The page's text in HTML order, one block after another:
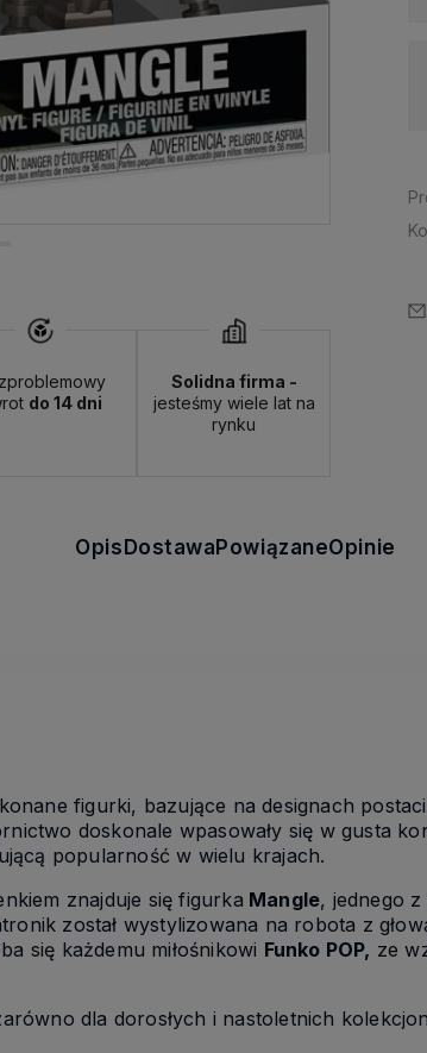
do 14 dni
Solidna firma -
jesteśmy wiele lat na
rynku
OpisDostawaPowiązaneOpinie
figurki, bazujące na designach
doskonale wpasowały się w gusta
popularność w wielu krajach.
znajduje się figurka Mangle, jednego
został wystylizowana na robota z
się każdemu miłośnikowi Funko POP, ze
dla dorosłych i nastoletnich